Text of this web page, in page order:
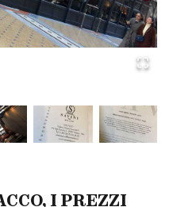
I PREZZI